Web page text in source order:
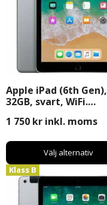
Apple iPad (6th Gen),
32GB, svart, WiFi.
1 750 kr inkl. moms
Välj alternativ
Klass B